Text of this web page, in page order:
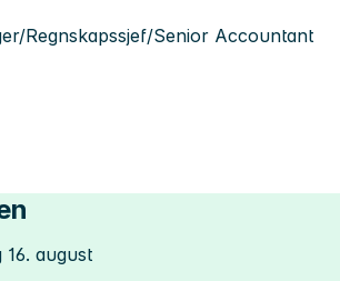
Regnskapssjef/Senior Accountant
16. august